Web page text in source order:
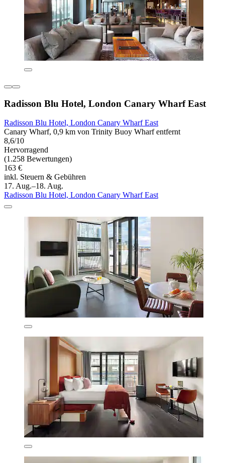
Radisson Blu Hotel, London Canary Wharf East
Radisson Blu Hotel, London Canary Wharf East
Canary Wharf, 0,9 km von Trinity Buoy Wharf entfernt
8,6/10
Hervorragend
(1.258 Bewertungen)
163 €
inkl. Steuern & Gebühren
17. Aug.–18. Aug.
Radisson Blu Hotel, London Canary Wharf East